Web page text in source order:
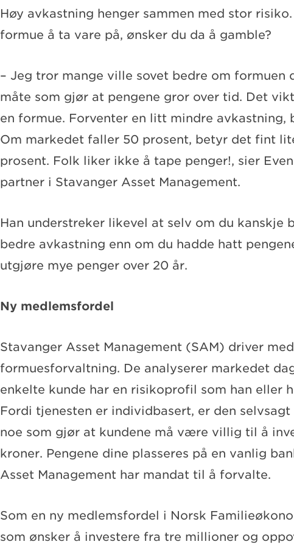
Høy avkastning henger sammen med stor
formue å ta vare på, ønsker du da å gamble?
– Jeg tror mange ville sovet bedre om formuen
måte som gjør at pengene gror over tid. Det
en formue. Forventer en litt mindre avkastning,
Om markedet faller 50 prosent, betyr det fint
prosent. Folk liker ikke å tape penger!, sier
partner i Stavanger Asset Management.
Han understreker likevel at selv om du kanskje
bedre avkastning enn om du hadde hatt
utgjøre mye penger over 20 år.
Ny medlemsfordel
Stavanger Asset Management (SAM) driver
formuesforvaltning. De analyserer markedet
enkelte kunde har en risikoprofil som han eller
Fordi tjenesten er individbasert, er den
noe som gjør at kundene må være villig til å
kroner. Pengene dine plasseres på en vanlig
Asset Management har mandat til å forvalte.
Som en ny medlemsfordel i Norsk
som ønsker å investere fra tre millioner og